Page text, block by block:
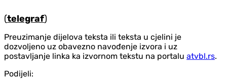
(telegraf)
Preuzimanje dijelova teksta ili teksta u cjelini je
dozvoljeno uz obavezno navođenje izvora i uz
postavljanje linka ka izvornom tekstu na portalu atvbl.rs.
Podijeli: